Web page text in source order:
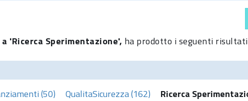
'Ricerca Sperimentazione', ha prodotto i seguenti
(50) QualitaSicurezza (162) Ricerca